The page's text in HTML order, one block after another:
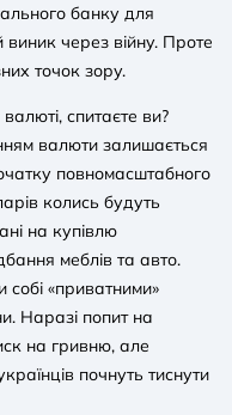
банку для
через війну. Проте
точок зору.
спитаєте ви?
валюти залишається
повномасштабного
колись будуть
на купівлю
меблів та авто.
«приватними»
Наразі попит на
на гривню, але
почнуть тиснути